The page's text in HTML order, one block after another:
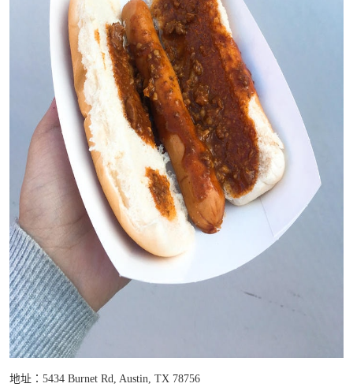
地址：5434 Burnet Rd, Austin, TX 78756